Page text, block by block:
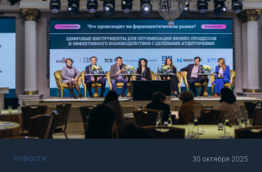
НОВОСТИ 30 октября 2025